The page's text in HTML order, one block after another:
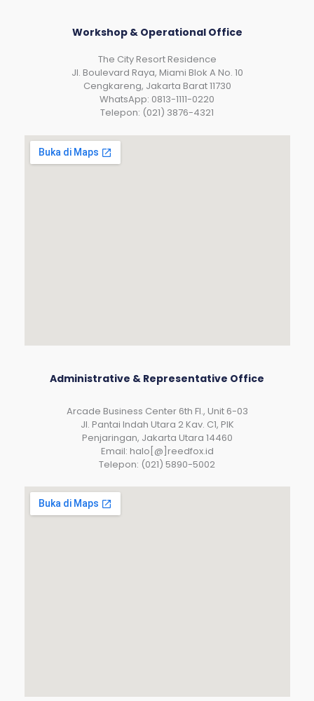
Workshop & Operational Office
The City Resort Residence
Jl. Boulevard Raya, Miami Blok A No. 10
Cengkareng, Jakarta Barat 11730
WhatsApp: 0813-1111-0220
Telepon: (021) 3876-4321
Administrative & Representative Office
Arcade Business Center 6th Fl., Unit 6-03
JI. Pantai Indah Utara 2 Kav. C1, PIK
Penjaringan, Jakarta Utara 14460
Email: halo[@]reedfox.id
Telepon: (021) 5890-5002